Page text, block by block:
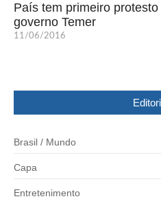
País tem primeiro
governo Temer
11/06/2016
Brasil / Mundo
Capa
Entretenimento